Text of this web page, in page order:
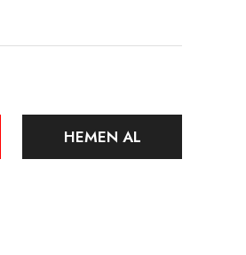
HEMEN AL